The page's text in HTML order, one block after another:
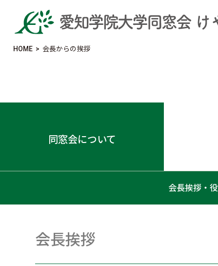
HOME> 会長からの挨拶
同窓会について
会長挨拶・
会長挨拶